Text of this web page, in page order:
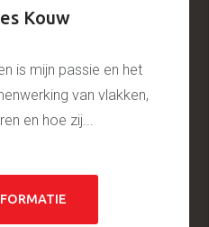
Kouw
is mijn passie en het
van vlakken,
en hoe zij...